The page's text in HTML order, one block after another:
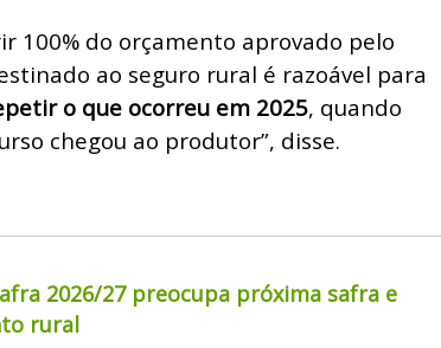
100% do orçamento aprovado pelo
ao seguro rural é razoável para
o que ocorreu em 2025, quando
chegou ao produtor”, disse.
2026/27 preocupa próxima safra e
rural